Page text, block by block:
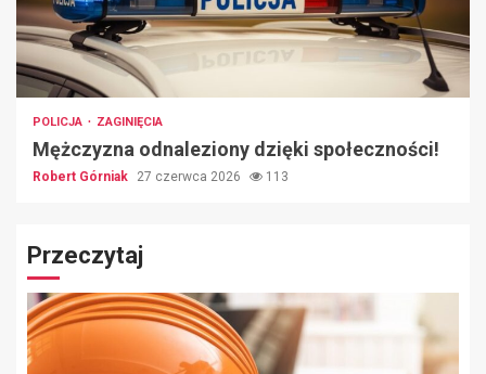
POLICJA ZAGINIĘCIA
Mężczyzna odnaleziony dzięki społeczności!
Robert Górniak 27 czerwca 2026 113
Przeczytaj